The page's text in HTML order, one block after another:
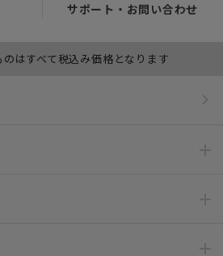
サポート・お問い合わせ
はすべて税込み価格となります